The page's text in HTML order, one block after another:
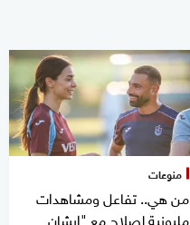
منوعات
من هي.. تفاعل ومشاهدات
مليونية لصلاح مع "إيشان